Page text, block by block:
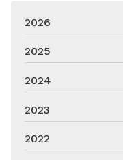
2026
2025
2024
2023
2022